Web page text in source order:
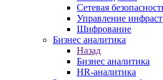
Сетевая
Управление
Шифрование
Бизнес аналитика
Назад
Бизнес аналитика
HR-аналитика